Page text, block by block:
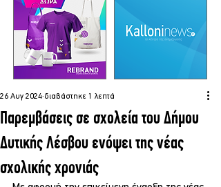
Παρεμβάσεις σε σχολεία του Δήμου
Δυτικής Λέσβου ενόψει της νέας
σχολικής χρονιάς
26 Αυγ 2024 διαβάστηκε 1 λεπτά